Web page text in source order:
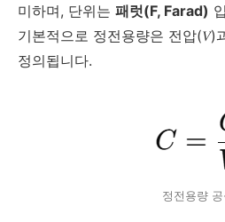
미하며, 단위는 패럿(F, Farad)
기본적으로 정전용량은 전압(𝑉)
정의됩니다.
정전용량 공